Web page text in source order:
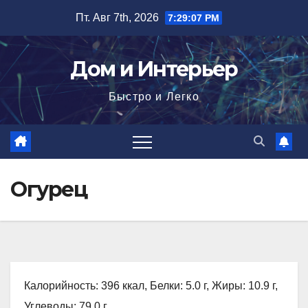
содержимому
Пт. Авг 7th, 2026 7:29:08 PM
Дом и Интерьер
Быстро и Легко
Огурец
Калорийность: 396 ккал, Белки: 5.0 г, Жиры: 10.9 г,